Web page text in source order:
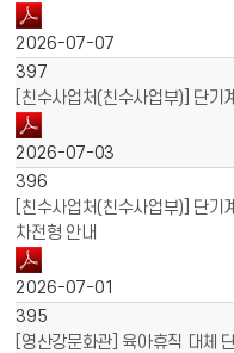
2026-07-07
397
[친수사업처(친수사업부)] 단
2026-07-03
396
[친수사업처(친수사업부)] 단
차전형 안내
2026-07-01
395
[영산강문화관] 육아휴직 대체